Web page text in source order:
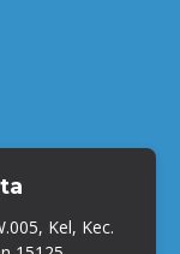
Kel, Kec.